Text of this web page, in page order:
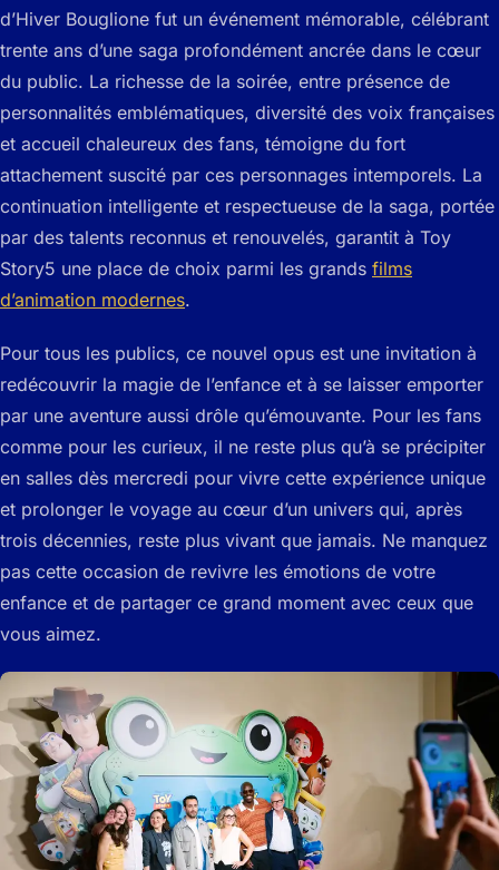
d’Hiver Bouglione fut un événement mémorable, célébrant
trente ans d’une saga profondément ancrée dans le cœur
du public. La richesse de la soirée, entre présence de
personnalités emblématiques, diversité des voix françaises
et accueil chaleureux des fans, témoigne du fort
attachement suscité par ces personnages intemporels. La
continuation intelligente et respectueuse de la saga, portée
par des talents reconnus et renouvelés, garantit à Toy
Story5 une place de choix parmi les grands films
d’animation modernes.
Pour tous les publics, ce nouvel opus est une invitation à
redécouvrir la magie de l’enfance et à se laisser emporter
par une aventure aussi drôle qu’émouvante. Pour les fans
comme pour les curieux, il ne reste plus qu’à se précipiter
en salles dès mercredi pour vivre cette expérience unique
et prolonger le voyage au cœur d’un univers qui, après
trois décennies, reste plus vivant que jamais. Ne manquez
pas cette occasion de revivre les émotions de votre
enfance et de partager ce grand moment avec ceux que
vous aimez.